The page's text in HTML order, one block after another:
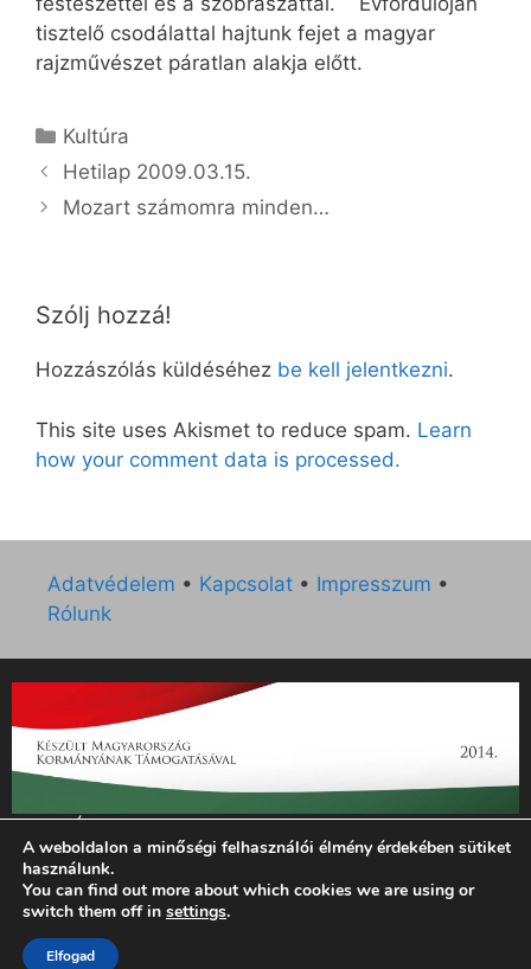
tisztelő csodálattal hajtunk fejet a magyar
rajzművészet páratlan alakja előtt.
Kategória
Kultúra
Hetilap 2009.03.15.
Mozart számomra minden…
Szólj hozzá!
Hozzászólás küldéséhez be kell jelentkezni.
This site uses Akismet to reduce spam. Learn
how your comment data is processed.
Adatvédelem • Kapcsolat • Impresszum •
Rólunk
„Az Új Ember katolikus hetilap 2014. évi működésének
támogatását az EGYH-KCP-14-P-0121 sz. támogatási
szerződés keretében 3 000 000 Ft összegben támogatta az
Emberi Erőforrások Minisztériuma.”
© 2026 Magyar Kurír - Új Ember
A weboldalon a minőségi felhasználói élmény érdekében sütiket
használunk.
You can find out more about which cookies we are using or
switch them off in settings.
Elfogad